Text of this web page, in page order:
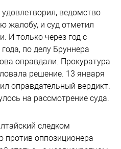
ведомство
жалобу, и суд отметил
И только через год с
по делу Бруннера
оправдали. Прокуратура
решение. 13 января
оправдательный вердикт.
на рассмотрение суда.
следком
против оппозиционера